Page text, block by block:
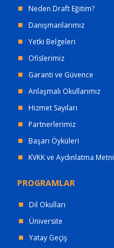
Neden Draft Eğitim?
Danışmanlarımız
Yetki Belgeleri
Ofislerimiz
Garanti ve Güvence
Anlaşmalı Okullarımız
Hizmet Sayıları
Partnerlerimiz
Başarı Öyküleri
KVKK ve Aydınlatma Metni
PROGRAMLAR
Dil Okulları
Üniversite
Yatay Geçiş